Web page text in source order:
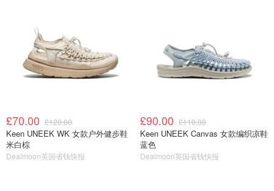
£70.00 £120.00
Keen UNEEK WK 女款户外健步鞋
米白棕
Dealmoon英国省钱快报
£90.00 £110.00
Keen UNEEK Canvas 女款编织凉鞋
蓝色
Dealmoon英国省钱快报